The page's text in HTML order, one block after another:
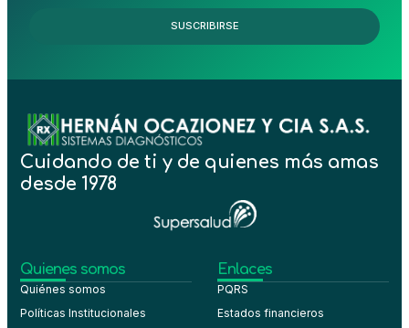
SUSCRIBIRSE
Cuidando de ti y de quienes más amas
desde 1978
Quienes somos
Quiénes somos
Políticas Institucionales
Enlaces
PQRS
Estados financieros